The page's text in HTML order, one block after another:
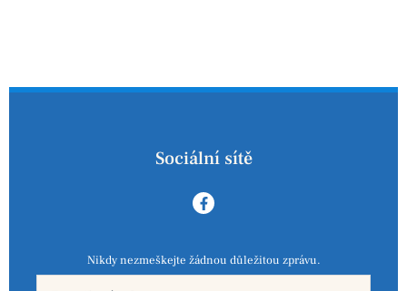
Sociální sítě
Nikdy nezmeškejte žádnou důležitou zprávu.